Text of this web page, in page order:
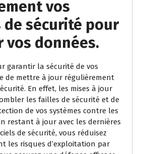
vos
de sécurité pour
vos données.
garantir la sécurité de vos
de mettre à jour régulièrement
En effet, les mises à jour
les failles de sécurité et de
de vos systèmes contre les
restant à jour avec les dernières
de sécurité, vous réduisez
les risques d’exploitation par